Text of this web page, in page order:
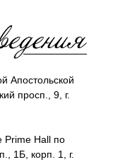
Апостольской
просп., 9, г.
Prime Hall по
1Б, корп. 1, г.